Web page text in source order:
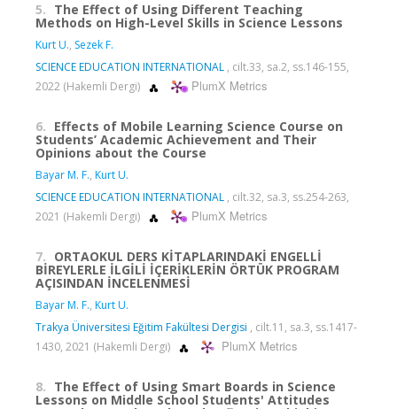
5. The Effect of Using Different Teaching
Methods on High-Level Skills in Science Lessons
Kurt U., Sezek F.
SCIENCE EDUCATION INTERNATIONAL , cilt.33, sa.2, ss.146-155,
2022 (Hakemli Dergi)
PlumX Metrics
6. Effects of Mobile Learning Science Course on
Students’ Academic Achievement and Their
Opinions about the Course
Bayar M. F., Kurt U.
SCIENCE EDUCATION INTERNATIONAL , cilt.32, sa.3, ss.254-263,
2021 (Hakemli Dergi)
PlumX Metrics
7. ORTAOKUL DERS KİTAPLARINDAKİ ENGELLİ
BİREYLERLE İLGİLİ İÇERİKLERİN ÖRTÜK PROGRAM
AÇISINDAN İNCELENMESİ
Bayar M. F., Kurt U.
Trakya Üniversitesi Eğitim Fakültesi Dergisi , cilt.11, sa.3, ss.1417-
1430, 2021 (Hakemli Dergi)
PlumX Metrics
8. The Effect of Using Smart Boards in Science
Lessons on Middle School Students' Attitudes